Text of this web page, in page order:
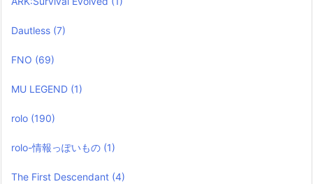
Dautless (7)
FNO (69)
MU LEGEND (1)
rolo (190)
rolo-情報っぽいもの (1)
The First Descendant (4)